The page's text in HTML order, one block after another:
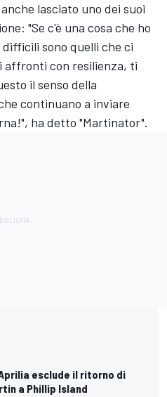
lasciato uno dei suoi
"Se c'è una cosa che ho
sono quelli che ci
affronti con resilienza, ti
il senso della
continuano a inviare
ha detto "Martinator".
esclude il ritorno di
a Phillip Island